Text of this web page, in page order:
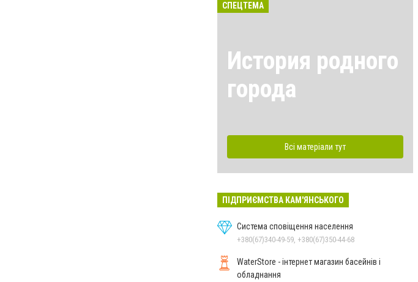
СПЕЦТЕМА
История родного
города
Всі матеріали тут
ПІДПРИЄМСТВА КАМ'ЯНСЬКОГО
Система сповіщення населення
+380(67)340-49-59, +380(67)350-44-68
WaterStore - інтернет магазин басейнів і
обладнання